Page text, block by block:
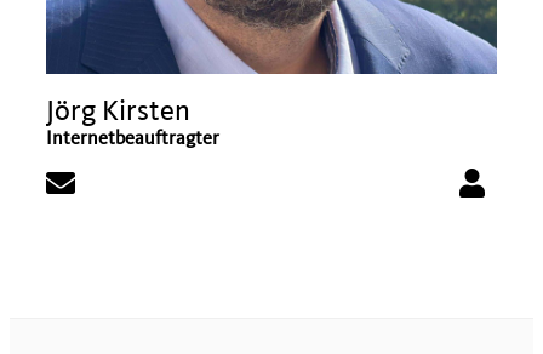
Jörg Kirsten
Internetbeauftragter